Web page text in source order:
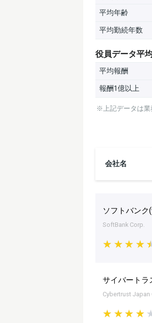
平均年齢
平均勤続年数
役員データ平
平均報酬
報酬1億以上
※上記データは業
会社名
ソフトバンク(
SoftBank Corp.
サイバートラ
Cybertrust Japan